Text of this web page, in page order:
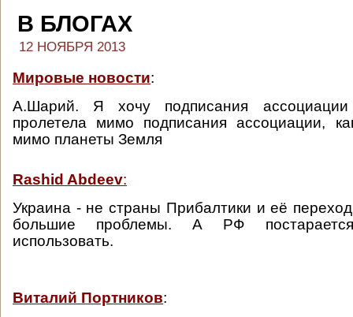
В БЛОГАХ
12 НОЯБРЯ 2013
Мировые новости:
А.Шарий. Я хочу подписания
пролетела мимо подписания ассоциации,
мимо планеты Земля
Rashid Abdeev:
Украина - не страны Прибалтики и её
большие проблемы. А РФ
использовать.
Виталий Портников: